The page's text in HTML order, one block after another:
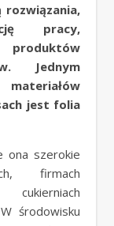
rozwiązania,
pracy,
Jednym
jest folia
ona szerokie
firmach
środowisku